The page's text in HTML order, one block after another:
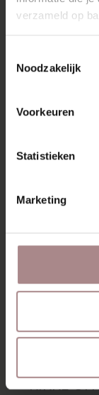
verzameld op
Noodzakelijk
Voorkeuren
Statistieken
Marketing
RIKKE